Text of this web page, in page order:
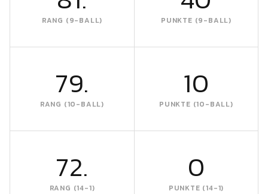
RANG (9-BALL) PUNKTE (9-BALL)
79.
RANG (10-BALL)
10
PUNKTE (10-BALL)
72.
RANG (14-1)
0
PUNKTE (14-1)